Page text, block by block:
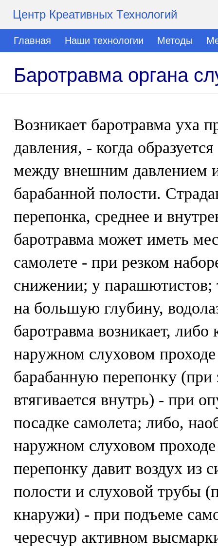
Центр Креативных Технологий
Главная Наши технологии Методы
Баротравма органа
Возникает баротравма уха
давления, - когда
между внешним давлением
барабанной полости.
перепонка, среднее и
баротравма может иметь
самолете - при резком
снижении; у
на большую глубину,
баротравма возникает, либо
наружном слуховом проходе
барабанную перепонку (при
втягивается внутрь) - при
посадке самолета; либо,
наружном слуховом проходе
перепонку давит воздух из
полости и слуховой трубы
кнаружи) - при подъеме
чересчур активном